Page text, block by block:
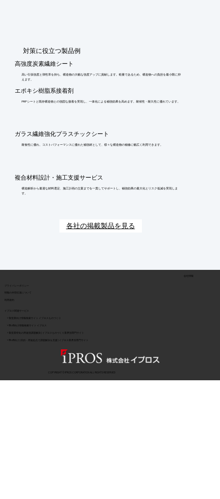
​対策に役立つ製品例
高強度炭素繊維シート
高い引張強度と弾性率を持ち、構造物の大幅な強度アップに貢献します。軽量であるため、構造物への負担を最小限に抑
えます。
エポキシ樹脂系接着剤
FRPシートと既存構造物との強固な接着を実現し、一体化による補強効果を高めます。耐候性・耐久性に優れています。
ガラス繊維強化プラスチックシート
耐食性に優れ、コストパフォーマンスに優れた補強材として、様々な構造物の補修に幅広く利用できます。
複合材料設計・施工支援サービス
構造解析から最適な材料選定、施工計画の立案までを一貫してサポートし、補強効果の最大化とリスク低減を実現しま
す。
各社の掲載製品を見る
​情報の外部伝達について
会社情報
COPYRIGHT © IPROS CORPORATION ALL RIGHTS RESERVED
イプロス関連サービス
> 製造業向け情報検索サイト イプロスものづくり
> BtoB向け | 目的・用途起点で課題解決を支援 | イプロス業界別専門サイト
> BtoB向け情報検索サイト イプロス
> 製造業特化の用途別課題解決 | イプロスものづくり業界別専門サイト